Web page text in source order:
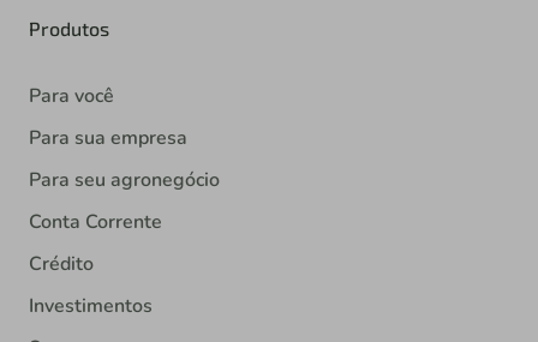
Produtos
Para você
Para sua empresa
Para seu agronegócio
Conta Corrente
Crédito
Investimentos